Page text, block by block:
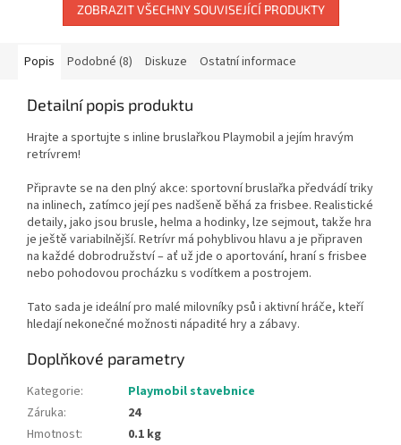
ZOBRAZIT VŠECHNY SOUVISEJÍCÍ PRODUKTY
Popis Podobné (8) Diskuze Ostatní informace
Detailní popis produktu
Hrajte a sportujte s inline bruslařkou Playmobil a jejím hravým
retrívrem!
Připravte se na den plný akce: sportovní bruslařka předvádí triky
na inlinech, zatímco její pes nadšeně běhá za frisbee. Realistické
detaily, jako jsou brusle, helma a hodinky, lze sejmout, takže hra
je ještě variabilnější. Retrívr má pohyblivou hlavu a je připraven
na každé dobrodružství – ať už jde o aportování, hraní s frisbee
nebo pohodovou procházku s vodítkem a postrojem.
Tato sada je ideální pro malé milovníky psů i aktivní hráče, kteří
hledají nekonečné možnosti nápadité hry a zábavy.
Doplňkové parametry
Kategorie:
Playmobil stavebnice
Záruka:
24
Hmotnost:
0.1 kg